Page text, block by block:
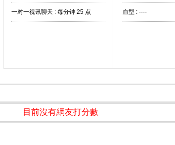
一对一视讯聊天 : 每分钟 25 点 血型 : ----
目前沒有網友打分數